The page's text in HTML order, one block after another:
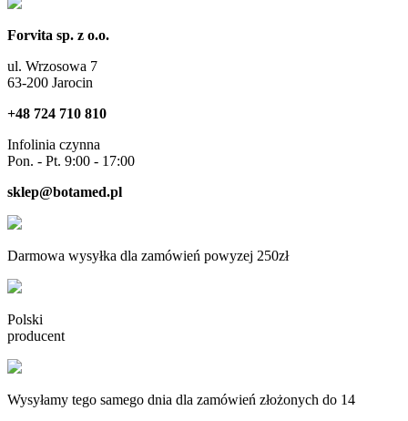
Forvita sp. z o.o.
ul. Wrzosowa 7
63-200 Jarocin
+48 724 710 810
Infolinia czynna
Pon. - Pt. 9:00 - 17:00
sklep@botamed.pl
Darmowa wysyłka dla zamówień powyzej 250zł
Polski
producent
Wysyłamy tego samego dnia dla zamówień złożonych do 14